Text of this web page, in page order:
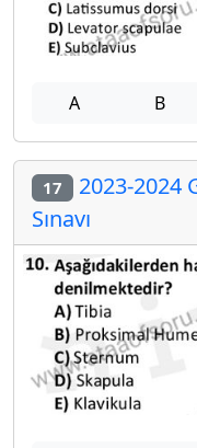
A B
17 2023-2024
Sınavı